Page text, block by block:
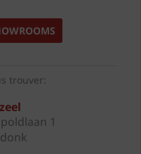
trouver:
1